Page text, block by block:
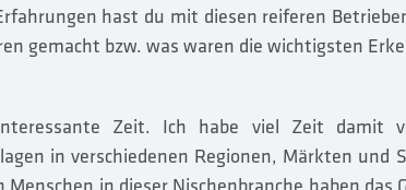
hast du mit diesen reiferen
gemacht bzw. was waren die wichtigsten
Zeit. Ich habe viel Zeit damit
in verschiedenen Regionen, Märkten und